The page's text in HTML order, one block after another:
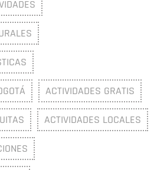
ACTIVIDADES GRATIS
ACTIVIDADES LOCALES